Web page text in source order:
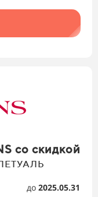
со скидкой
ЛЕТУАЛЬ
до 2025.05.31